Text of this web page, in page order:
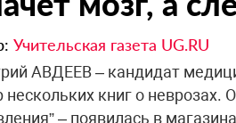
Учительская газета UG.RU
АВДЕЕВ – кандидат
нескольких книг о неврозах.
– появилась в